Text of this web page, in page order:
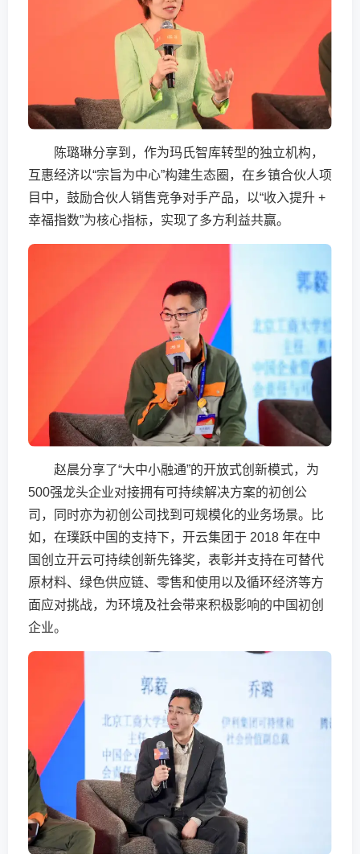
陈璐琳分享到，作为玛氏智库转型的独立机构，
互惠经济以“宗旨为中心”构建生态圈，在乡镇合伙人项
目中，鼓励合伙人销售竞争对手产品，以“收入提升 +
幸福指数”为核心指标，实现了多方利益共赢。
赵晨分享了“大中小融通”的开放式创新模式，为
500强龙头企业对接拥有可持续解决方案的初创公
司，同时亦为初创公司找到可规模化的业务场景。比
如，在璞跃中国的支持下，开云集团于 2018 年在中
国创立开云可持续创新先锋奖，表彰并支持在可替代
原材料、绿色供应链、零售和使用以及循环经济等方
面应对挑战，为环境及社会带来积极影响的中国初创
企业。